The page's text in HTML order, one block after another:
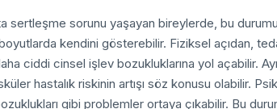
sertleşme sorunu yaşayan bireylerde, bu
kendini gösterebilir. Fiziksel açıdan,
ciddi cinsel işlev bozukluklarına yol açabilir.
hastalık riskinin artışı söz konusu olabilir.
gibi problemler ortaya çıkabilir. Bu